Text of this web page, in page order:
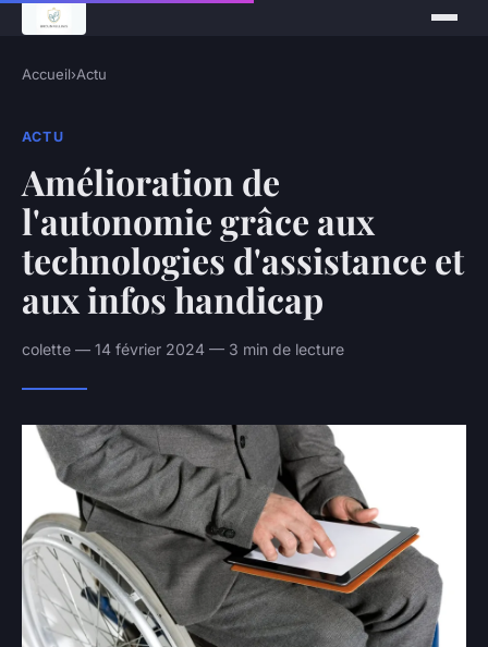
Accueil›Actu
ACTU
Amélioration de
l'autonomie grâce aux
technologies d'assistance et
aux infos handicap
colette — 14 février 2024 — 3 min de lecture